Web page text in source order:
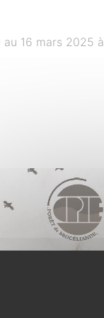
16 mars 2025 à